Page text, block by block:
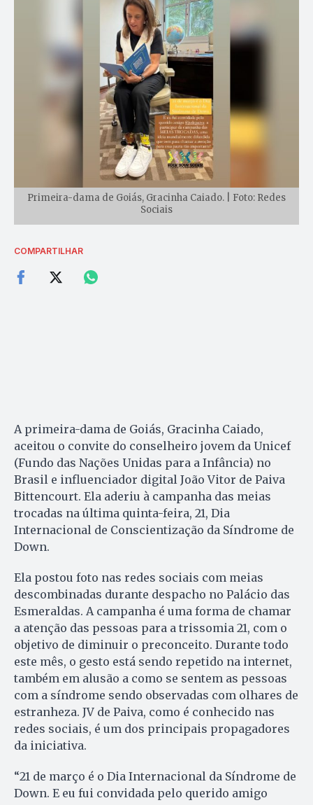
Primeira-dama de Goiás, Gracinha Caiado. | Foto: Redes
Sociais
COMPARTILHAR
A primeira-dama de Goiás, Gracinha Caiado,
aceitou o convite do conselheiro jovem da Unicef
(Fundo das Nações Unidas para a Infância) no
Brasil e influenciador digital João Vitor de Paiva
Bittencourt. Ela aderiu à campanha das meias
trocadas na última quinta-feira, 21, Dia
Internacional de Conscientização da Síndrome de
Down.
Ela postou foto nas redes sociais com meias
descombinadas durante despacho no Palácio das
Esmeraldas. A campanha é uma forma de chamar
a atenção das pessoas para a trissomia 21, com o
objetivo de diminuir o preconceito. Durante todo
este mês, o gesto está sendo repetido na internet,
também em alusão a como se sentem as pessoas
com a síndrome sendo observadas com olhares de
estranheza. JV de Paiva, como é conhecido nas
redes sociais, é um dos principais propagadores
da iniciativa.
“21 de março é o Dia Internacional da Síndrome de
Down. E eu fui convidada pelo querido amigo